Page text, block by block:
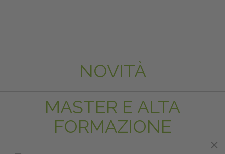
NOVITÀ
MASTER E ALTA
FORMAZIONE
×
×